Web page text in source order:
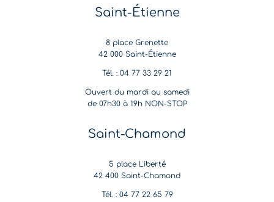
Saint-Étienne
8 place Grenette
42 000 Saint-Étienne
Tél. : 04 77 33 29 21
Ouvert du mardi au samedi
de 07h30 à 19h NON-STOP
Saint-Chamond
5 place Liberté
42 400 Saint-Chamond
Tél. : 04 77 22 65 79